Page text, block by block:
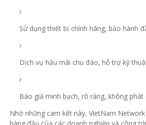
Sử dụng thiết bị chính hãng, bảo hành
Dịch vụ hậu mãi chu đáo, hỗ trợ kỹ
Báo giá minh bạch, rõ ràng, không phát
Nhờ những cam kết này, VietNam